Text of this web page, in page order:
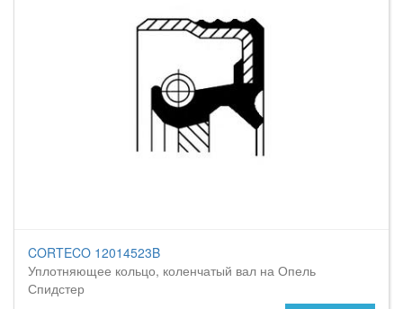
CORTECO 12014523B
Уплотняющее кольцо, коленчатый вал на Опель
Спидстер